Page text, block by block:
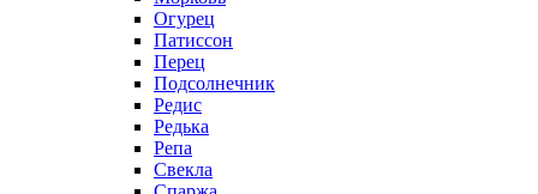
Огурец
Патиссон
Перец
Подсолнечник
Редис
Редька
Репа
Свекла